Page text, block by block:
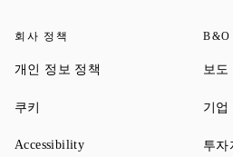
회사 정책
개인 정보 정책 Link Opens in New Tab
쿠키
AccessibilityLink Opens in New Tab
B&O
보도
기업
투자